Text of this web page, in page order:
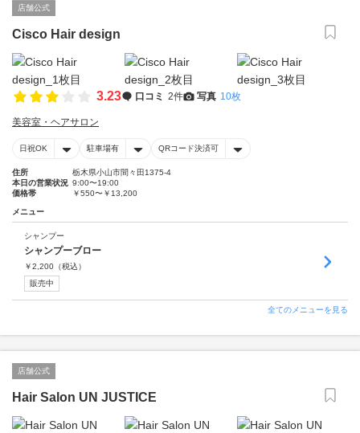
店舗公式
Cisco Hair design
3.23 口コミ 2件 写真 10枚
美容室・ヘアサロン
日祝OK 駐車場有 QRコード決済可
住所
栃木県小山市間々田1375-4
本日の営業状況 9:00〜19:00
価格帯
￥550〜￥13,200
メニュー
シャンプー
シャンプーブロー
￥2,200 （税込）
販売中
全てのメニューを見る
店舗公式
Hair Salon UN JUSTICE